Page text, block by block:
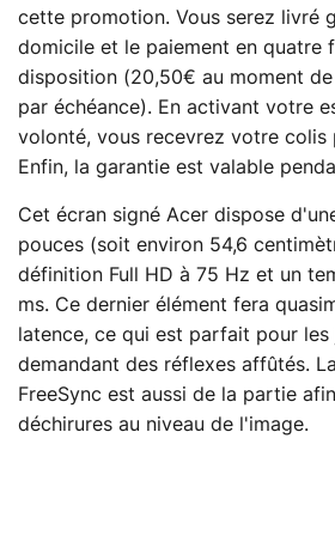
cette promotion. Vous serez livré
domicile et le paiement en quatre
disposition (20,50€ au moment
par échéance). En activant votre
volonté, vous recevrez votre colis
Enfin, la garantie est valable
Cet écran signé Acer dispose
pouces (soit environ 54,6
définition Full HD à 75 Hz et un
ms. Ce dernier élément fera
latence, ce qui est parfait pour les
demandant des réflexes affûtés.
FreeSync est aussi de la partie
déchirures au niveau de l'image.